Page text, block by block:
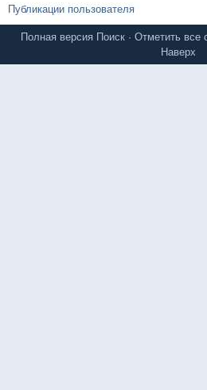
Публикации пользователя
Полная версия Поиск · Отметить все
Наверх